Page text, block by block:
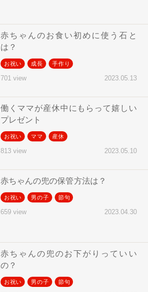
赤ちゃんのお食い初めに使う石と
は？
お祝い 成長 手作り
701 view 2023.05.13
働くママが産休中にもらって嬉しい
プレゼント
お祝い ママ 産休
813 view 2023.05.10
赤ちゃんの兜の保管方法は？
お祝い 男の子 節句
659 view 2023.04.30
赤ちゃんの兜のお下がりっていい
の？
お祝い 男の子 節句